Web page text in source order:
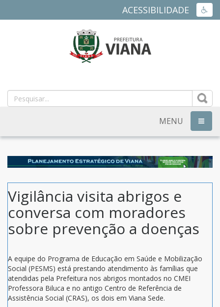
ACESSIBILIDADE
MUNICIPAL
DE
VIANA
ES
MENU
Vigilância visita abrigos e
conversa com moradores
sobre prevenção a doenças
A equipe do Programa de Educação em Saúde e Mobilização
Social (PESMS) está prestando atendimento às famílias que
atendidas pela Prefeitura nos abrigos montados no CMEI
Professora Biluca e no antigo Centro de Referência de
Assistência Social (CRAS), os dois em Viana Sede.